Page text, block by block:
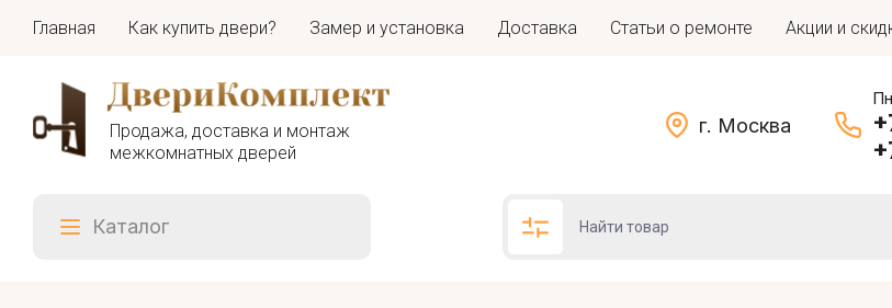
Главная Как купить двери? Замер и установка Доставка Статьи о ремонте Акции и
Продажа, доставка и монтаж
межкомнатных дверей
г. Москва
Каталог